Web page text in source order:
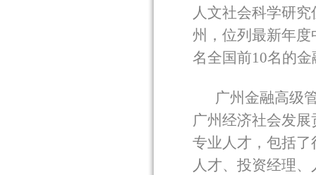
人文社会科学研
州，位列最新年度
名全国前10名的金
广州金融高级
广州经济社会发
专业人才，包括
人才、投资经理